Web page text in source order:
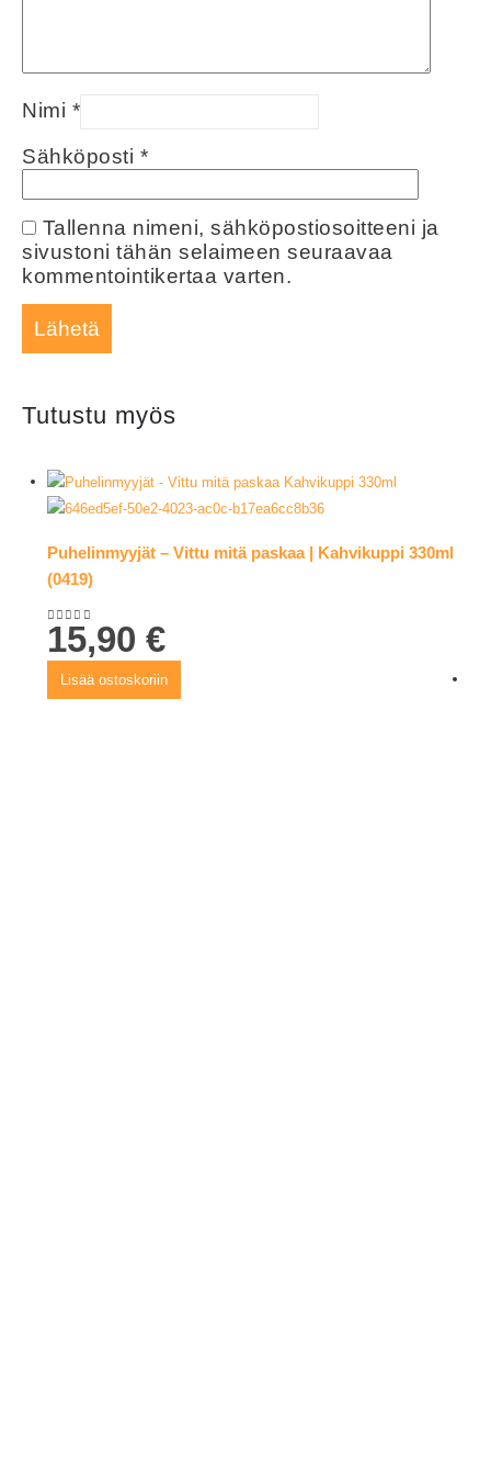
Nimi *
Sähköposti *
Tallenna nimeni, sähköpostiosoitteeni ja
sivustoni tähän selaimeen seuraavaa
kommentointikertaa varten.
Tutustu myös
Puhelinmyyjät – Vittu mitä paskaa | Kahvikuppi 330ml
(0419)
5.00out of 5
15,90€
Lisää ostoskoriin